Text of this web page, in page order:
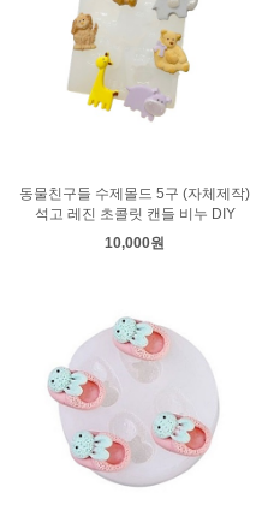
동물친구들 수제몰드 5구 (자체제작)
석고 레진 초콜릿 캔들 비누 DIY
10,000원